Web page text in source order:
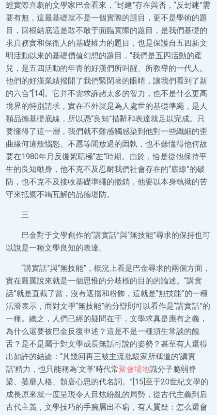
經實際喜劇的文學家巴金看來，“封建”存在與否，“反封建”需
要有無，這最基礎就不是一個實際的題目，更不是學術的題
目，回根結底這是敢不敢于面臨實際的題目，是我們基礎的
求真務實和保衛人的基礎權力的題目，也是保護自五四新文
明活動以來的基礎價值幻想的題目，“我們是五四活動的產
兒，是五四活動的年青的好漢們所叫醒、所教導的一代人。
他們的好漢業績撥開了我們緊閉著的眼睛，讓我們看到了新
的六合”[14]。它并不需求訴諸太多的智力，也不是什么更高
境界的特別請求，實在不外就是為人處世的基礎準繩，是人
類品德基礎底線，所以憑“良知”措辭和表達就足以完成。只
要懂得了這一層，我們就不難感觸感染到他對一些纖細的歪
曲緣何這般惱怒、不愿等閒放過的固執，也不難懂得他何故
要在1980年月反復絮聒極“左”時期。由於，恰是從他保持平
生的良知動身，他不克不及忍耐我們社會存在的“底線”的破
防，也不克不及接收基礎準繩的撤銷，他要以本身執拗的苦
守來抵禦不竭瓦解的品德堤防。
三
巴金對于文學創作的“講實話”與“無技能”尋求的保持也可
以說是一種文學良知的表達。
“講實話”與“無技能”，概況上看是巴金尋求的兩個方面，
實在嚴厲說來就是一個思惟的分歧標的目的的論述。“講實
話”就是直截了當，沒有遮擋和粉飾，這就是“無技能”的一種
活潑表示，而對文學“無技能”的分辯則可以看作是“講實話”的
一種。總之，人們已經的疑問在于，文學求真是應有之義，
為什么還要被巴金反復申述？這是不是一種須生常談的饒
舌？是不是屬于對文學成長無話可說的姿勢？甚至有人還得
出如許的結論：“其幾回再三被主流批駁家所稱道的‘講實
話’精力，也只能稱為‘文革’時代常聚會場地識分子脆弱脊
梁、萎靡人格、頹唐心思的代名詞。”[15]至于20世紀文學的
成長原來就一度呈現令人目炫紛亂的局勢，從古代主義到后
古代主義，文學技巧的手腕層出不窮，有人質疑：怎么還會